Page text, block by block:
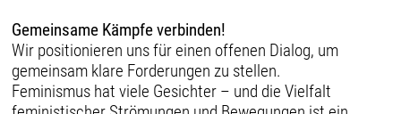
Gemeinsame Kämpfe verbinden!
Wir positionieren uns für einen offenen Dialog, um
gemeinsam klare Forderungen zu stellen.
Feminismus hat viele Gesichter – und die Vielfalt